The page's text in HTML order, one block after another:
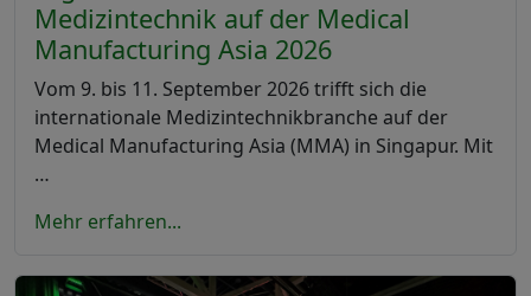
Medizintechnik auf der Medical
Manufacturing Asia 2026
Vom 9. bis 11. September 2026 trifft sich die
internationale Medizintechnikbranche auf der
Medical Manufacturing Asia (MMA) in Singapur. Mit
…
Mehr erfahren...